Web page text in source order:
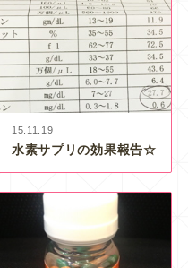
15.11.19
水素サプリの効果報告☆